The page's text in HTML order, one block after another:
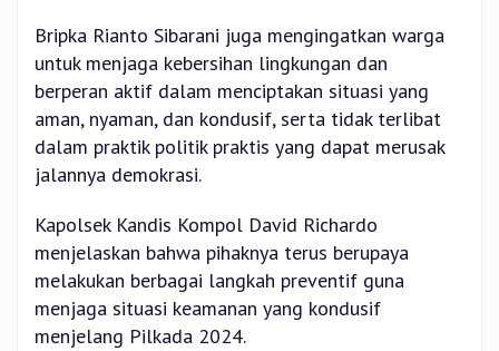
Bripka Rianto Sibarani juga mengingatkan warga
untuk menjaga kebersihan lingkungan dan
berperan aktif dalam menciptakan situasi yang
aman, nyaman, dan kondusif, serta tidak terlibat
dalam praktik politik praktis yang dapat merusak
jalannya demokrasi.
Kapolsek Kandis Kompol David Richardo
menjelaskan bahwa pihaknya terus berupaya
melakukan berbagai langkah preventif guna
menjaga situasi keamanan yang kondusif
menjelang Pilkada 2024.